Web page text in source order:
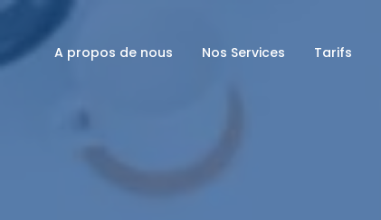
A propos de nous Nos Services Tarifs